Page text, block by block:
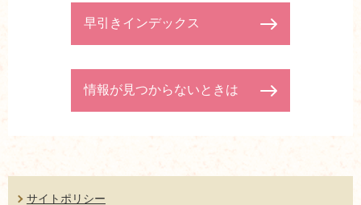
早引きインデックス
情報が見つからないときは
サイトポリシー